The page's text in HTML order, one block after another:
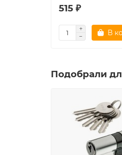
515 ₽
В
Подобрали